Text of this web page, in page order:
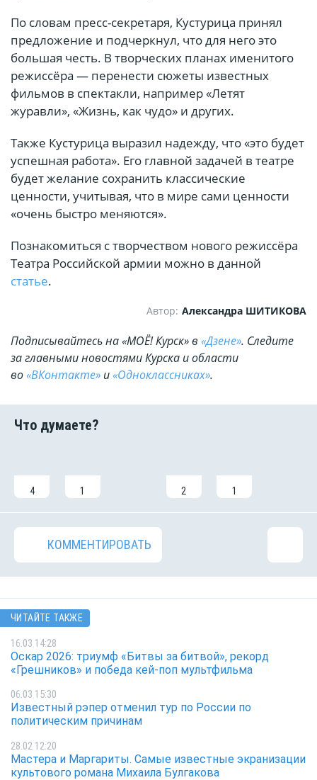
По словам пресс-секретаря, Кустурица принял
предложение и подчеркнул, что для него это
большая честь. В творческих планах именитого
режиссёра — перенести сюжеты известных
фильмов в спектакли, например «Летят
журавли», «Жизнь, как чудо» и других.
Также Кустурица выразил надежду, что «это будет
успешная работа». Его главной задачей в театре
будет желание сохранить классические
ценности, учитывая, что в мире сами ценности
«очень быстро меняются».
Познакомиться с творчеством нового режиссёра
Театра Российской армии можно в данной
статье.
Автор: Александра ШИТИКОВА
Подписывайтесь на «МОЁ! Курск» в «Дзене». Cледите
за главными новостями Курска и области
во«ВКонтакте» и«Одноклассниках».
4 1 2 1
КОММЕНТИРОВАТЬ
ЧИТАЙТЕ ТАКЖЕ
16.03 14:28
Оскар 2026: триумф «Битвы за битвой», рекорд
«Грешников» и победа кей-поп мультфильма
06.03 15:30
Известный рэпер отменил тур по России по
политическим причинам
28.02 12:20
Мастера и Маргариты. Самые известные экранизации
культового романа Михаила Булгакова